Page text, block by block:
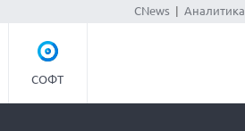
CNews| Аналитика
СОФТ